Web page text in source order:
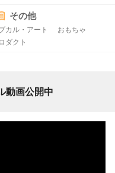
その他
カル・アート
おもちゃ
ダクト
動画公開中